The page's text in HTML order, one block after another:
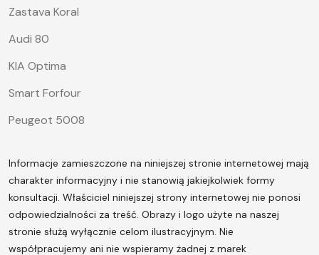
Zastava Koral
Audi 80
KIA Optima
Smart Forfour
Peugeot 5008
Informacje zamieszczone na niniejszej stronie internetowej mają
charakter informacyjny i nie stanowią jakiejkolwiek formy
konsultacji. Właściciel niniejszej strony internetowej nie ponosi
odpowiedzialności za treść. Obrazy i logo użyte na naszej
stronie służą wyłącznie celom ilustracyjnym. Nie
współpracujemy ani nie wspieramy żadnej z marek